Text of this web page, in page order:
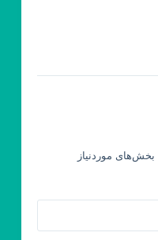
بخش‌های موردنیاز